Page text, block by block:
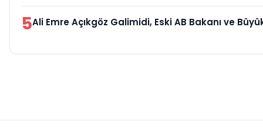
5Ali Emre Açıkgöz Galimidi, Eski AB Bakanı ve